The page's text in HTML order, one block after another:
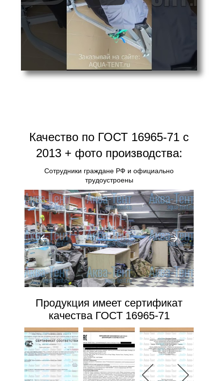
Качество по ГОСТ 16965-71 с
2013 + фото производства:
Сотрудники граждане РФ и официально
трудоустроены
Продукция имеет сертификат
качества ГОСТ 16965-71